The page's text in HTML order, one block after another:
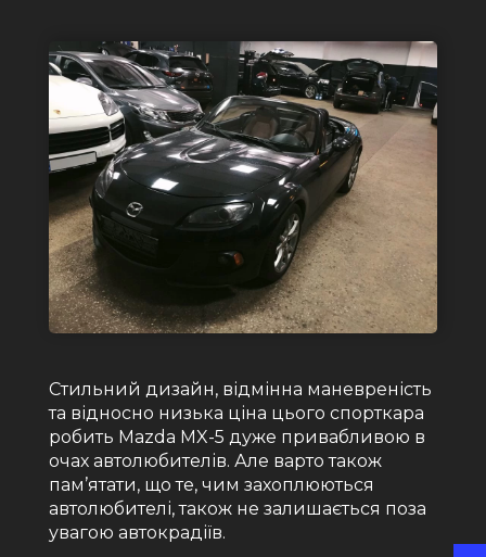
Стильний дизайн, відмінна маневреність
та відносно низька ціна цього спорткара
робить Mazda MX-5 дуже привабливою в
очах автолюбителів. Але варто також
пам’ятати, що те, чим захоплюються
автолюбителі, також не залишається поза
увагою автокрадіїв.